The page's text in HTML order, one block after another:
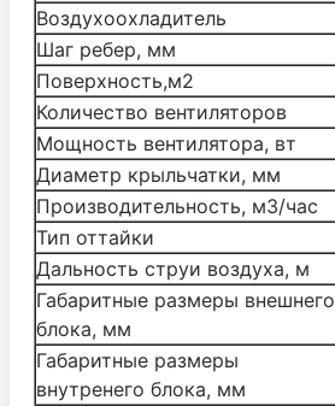
Воздухоохладитель
Шаг ребер, мм
Поверхность,м2
Количество вентиляторов
Мощность вентилятора, вт
Диаметр крыльчатки, мм
Производительность, м3/час
Тип оттайки
Дальность струи воздуха, м
Габаритные размеры внешнего
блока, мм
Габаритные размеры
внутренего блока, мм